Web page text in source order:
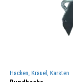
Hacken, Kräuel, Karsten